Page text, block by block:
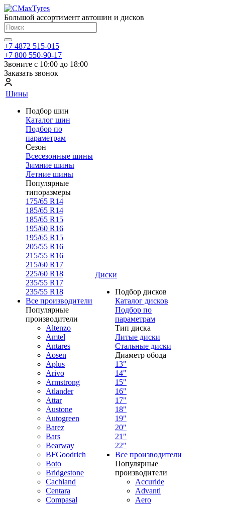
Большой ассортимент автошин и дисков
+7 4872 515-015
+7 800 550-90-17
Звоните с 10:00 до 18:00
Заказать звонок
Шины
Подбор шин
Каталог шин
Подбор по
параметрам
Сезон
Всесезонные шины
Зимние шины
Летние шины
Популярные
типоразмеры
175/65 R14
185/65 R14
185/65 R15
195/60 R16
195/65 R15
205/55 R16
215/55 R16
215/60 R17
225/60 R18
235/55 R17
235/55 R18
Все производители
Популярные
производители
Altenzo
Amtel
Antares
Aosen
Aplus
Arivo
Armstrong
Atlander
Attar
Austone
Autogreen
Barez
Bars
Bearway
BFGoodrich
Boto
Bridgestone
Cachland
Centara
Compasal
Диски
Подбор дисков
Каталог дисков
Подбор по
параметрам
Тип диска
Литые диски
Стальные диски
Диаметр обода
13"
14"
15"
16"
17"
18"
19"
20"
21"
22"
Все производители
Популярные
производители
Accuride
Advanti
Aero